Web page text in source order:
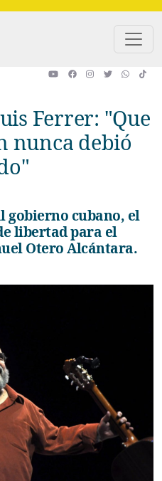
nunca debió
libertad para el
Otero Alcántara.